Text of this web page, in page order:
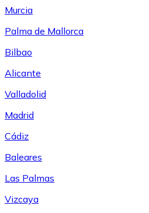
Murcia
Palma de Mallorca
Bilbao
Alicante
Valladolid
Madrid
Cádiz
Baleares
Las Palmas
Vizcaya